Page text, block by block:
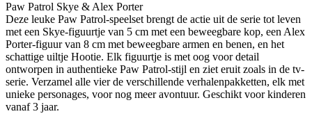
Paw Patrol Skye & Alex Porter
Deze leuke Paw Patrol-speelset brengt de actie uit de serie tot leven
met een Skye-figuurtje van 5 cm met een beweegbare kop, een Alex
Porter-figuur van 8 cm met beweegbare armen en benen, en het
schattige uiltje Hootie. Elk figuurtje is met oog voor detail
ontworpen in authentieke Paw Patrol-stijl en ziet eruit zoals in de tv-
serie. Verzamel alle vier de verschillende verhalenpakketten, elk met
unieke personages, voor nog meer avontuur. Geschikt voor kinderen
vanaf 3 jaar.